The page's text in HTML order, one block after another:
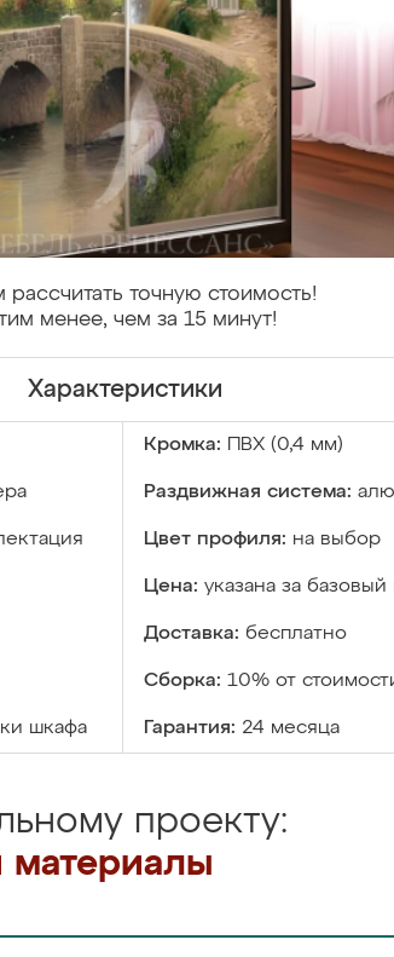
точную стоимость!
менее, чем за 15 минут!
Характеристики
Кромка: ПВХ (0,4 мм)
Раздвижная система:
Цвет профиля: на выбор
Цена: указана за
Доставка: бесплатно
Сборка: 10% от
шкафа Гарантия: 24 месяца
проекту: